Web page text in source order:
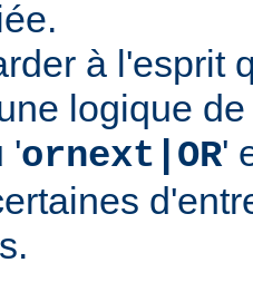
à l'esprit
logique
'ornext|OR'